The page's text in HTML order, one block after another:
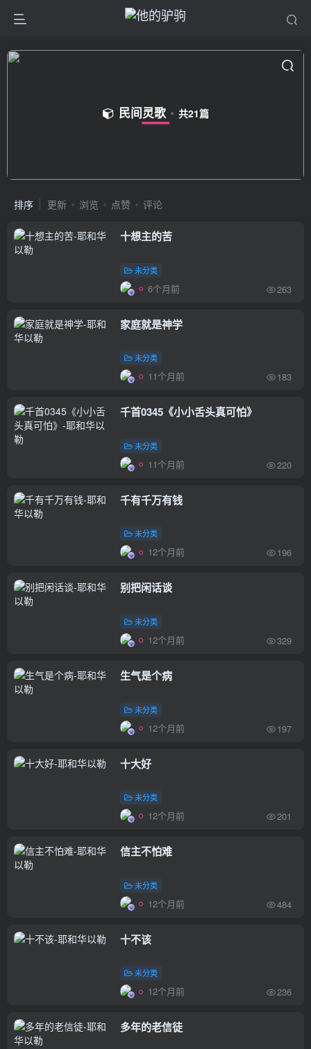
民间灵歌 共21篇
排序 更新 浏览 点赞 评论
十想主的苦
未分类
6个月前 263
家庭就是神学
未分类
11个月前 183
千首0345《小小舌头真可怕》
未分类
11个月前 220
千有千万有钱
未分类
12个月前 196
别把闲话谈
未分类
12个月前 329
生气是个病
未分类
12个月前 197
十大好
未分类
12个月前 201
信主不怕难
未分类
12个月前 484
十不该
未分类
12个月前 236
多年的老信徒